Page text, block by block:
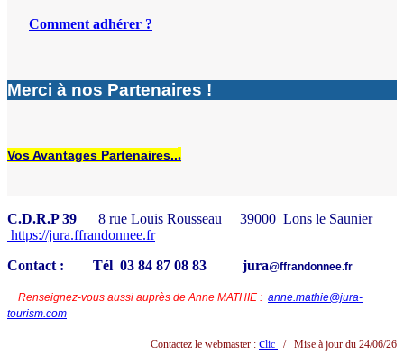
Comment adhérer ?
Merci à nos Partenaires !
Vos Avantages Partenaires...
C.D.R.P 39 8 rue Louis Rousseau 39000 Lons le Saunier
https://jura.ffrandonnee.fr
Contact : Tél 03 84 87 08 83 jura@ffrandonnee.fr
Renseignez-vous aussi auprès de Anne MATHIE : anne.mathie@jura-
tourism.com
Contactez le webmaster : clic / Mise à jour du 24/06/26